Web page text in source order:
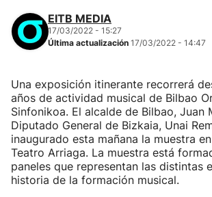
EITB MEDIA
17/03/2022 - 15:27
Última actualización 17/03/2022 - 14:47
Una exposición itinerante recorrerá
años de actividad musical de Bilbao
Sinfonikoa. El alcalde de Bilbao, Juan
Diputado General de Bizkaia, Unai
inaugurado esta mañana la muestra
Teatro Arriaga. La muestra está
paneles que representan las distintas
historia de la formación musical.